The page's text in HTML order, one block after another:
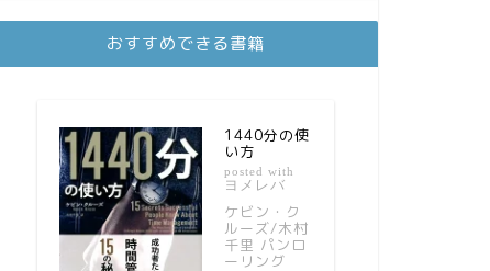
おすすめできる書籍
1440分の使
い方
posted with
ヨメレバ
ケビン・ク
ルーズ/木村
千里 パンロ
ーリング